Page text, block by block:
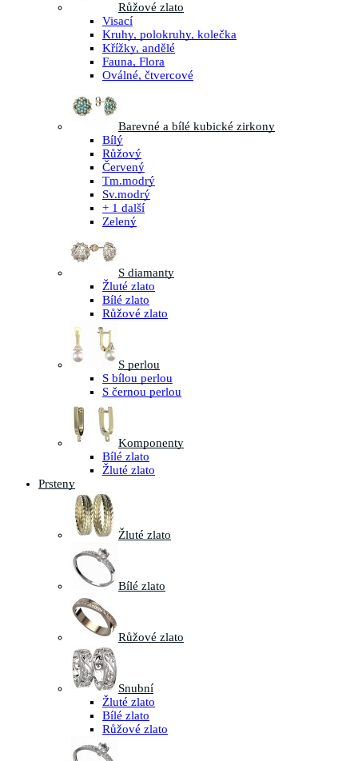
Růžové zlato
Visací
Kruhy, polokruhy, kolečka
Křížky, andělé
Fauna, Flora
Oválné, čtvercové
Barevné a bílé kubické zirkony
Bílý
Růžový
Červený
Tm.modrý
Sv.modrý
+ 1 další
Zelený
S diamanty
Žluté zlato
Bílé zlato
Růžové zlato
S perlou
S bílou perlou
S černou perlou
Komponenty
Bílé zlato
Žluté zlato
Prsteny
Žluté zlato
Bílé zlato
Růžové zlato
Snubní
Žluté zlato
Bílé zlato
Růžové zlato